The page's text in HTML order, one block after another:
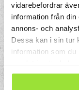
vidarebefordrar
information från
annons- och
Dessa kan i sin tur
information som du
samlat in när du